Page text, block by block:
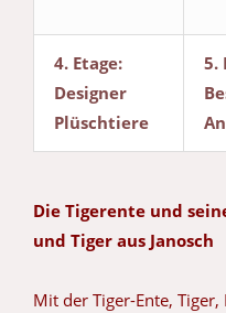
4. Etage:
Designer
Plüschtiere
5.
Die Tigerente und
und Tiger aus Janosch
Mit der Tiger-Ente,